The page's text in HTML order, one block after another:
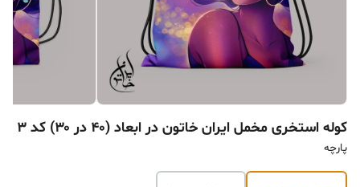
کوله استخری مخمل ایران خاتون در ابعاد (۴۰ در ۳۰) کد ۳
پارچه